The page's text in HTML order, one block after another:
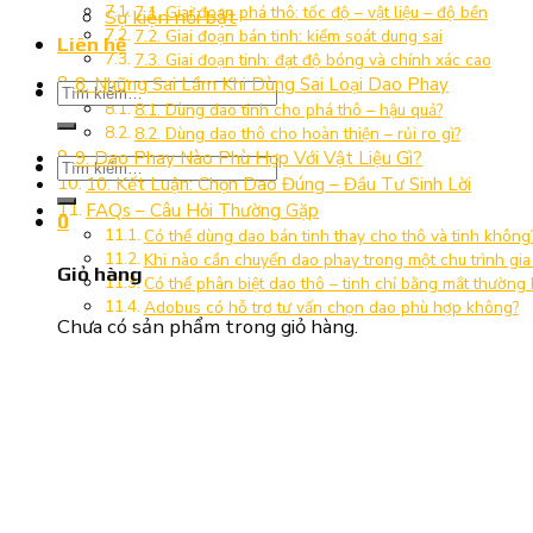
Sự kiện nổi bật
Liên hệ
Tìm
kiếm:
Tìm
kiếm:
0
Giỏ hàng
Chưa có sản phẩm trong giỏ hàng.
7.1. Giai đoạn phá thô: tốc độ – vật liệu – độ bền
7.2. Giai đoạn bán tinh: kiểm soát dung sai
7.3. Giai đoạn tinh: đạt độ bóng và chính xác cao
8. Những Sai Lầm Khi Dùng Sai Loại Dao Phay
8.1. Dùng dao tinh cho phá thô – hậu quả?
8.2. Dùng dao thô cho hoàn thiện – rủi ro gì?
9. Dao Phay Nào Phù Hợp Với Vật Liệu Gì?
10. Kết Luận: Chọn Dao Đúng – Đầu Tư Sinh Lời
FAQs – Câu Hỏi Thường Gặp
Có thể dùng dao bán tinh thay cho thô và tinh
Khi nào cần chuyển dao phay trong một chu trình
Có thể phân biệt dao thô – tinh chỉ bằng mắt thường
Adobus có hỗ trợ tư vấn chọn dao phù hợp không?